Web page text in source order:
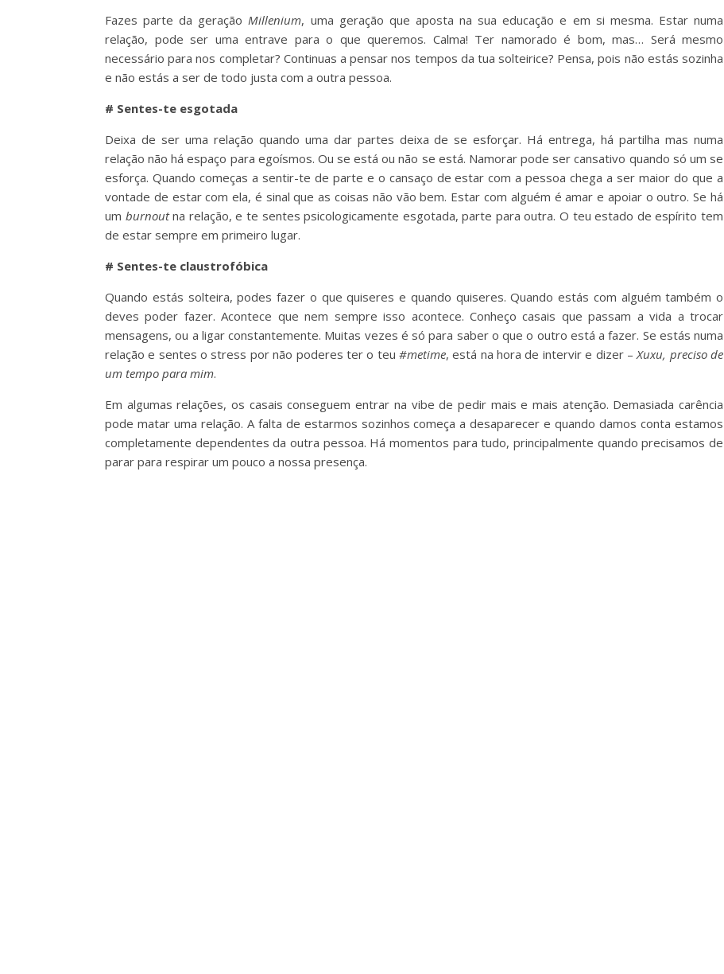
Fazes parte da geraçãoMillenium, uma geração que aposta na sua educação e em si mesma. Estar numa
relação, pode ser uma entrave para o que queremos. Calma! Ter namorado é bom, mas… Será mesmo
necessário para nos completar? Continuas a pensar nos tempos da tua solteirice? Pensa, pois não estás sozinha
e não estás a ser de todo justa com a outra pessoa.
# Sentes-te esgotada
Deixa de ser uma relação quando uma dar partes deixa de se esforçar. Há entrega, há partilha mas numa
relação não há espaço para egoísmos. Ou se está ou não se está. Namorar pode ser cansativo quando só um se
esforça. Quando começas a sentir-te de parte e o cansaço de estar com a pessoa chega a ser maior do que a
vontade de estar com ela, é sinal que as coisas não vão bem. Estar com alguém é amar e apoiar o outro. Se há
um burnoutna relação, e te sentes psicologicamente esgotada, parte para outra. O teu estado de espírito tem
de estar sempre em primeiro lugar.
# Sentes-te claustrofóbica
Quando estás solteira, podes fazer o que quiseres e quando quiseres. Quando estás com alguém também o
deves poder fazer. Acontece que nem sempre isso acontece. Conheço casais que passam a vida a trocar
mensagens, ou a ligar constantemente. Muitas vezes é só para saber o que o outro está a fazer. Se estás numa
relação e sentes o stress por não poderes ter o teu #metime, está na hora de intervir e dizer –Xuxu, preciso de
um tempo para mim.
Em algumas relações, os casais conseguem entrar na vibe de pedir mais e mais atenção. Demasiada carência
pode matar uma relação. A falta de estarmos sozinhos começa a desaparecer e quando damos conta estamos
completamente dependentes da outra pessoa. Há momentos para tudo, principalmente quando precisamos de
parar para respirar um pouco a nossa presença.